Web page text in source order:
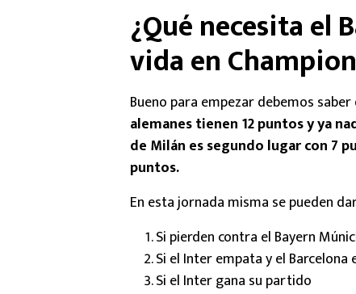
¿Qué necesita el
vida en
Bueno para empezar debemos saber
alemanes tienen 12 puntos y ya
de Milán es segundo lugar con 7
puntos.
En esta jornada misma se pueden
Si pierden contra el Bayern
Si el Inter empata y el Barcelona
Si el Inter gana su partido